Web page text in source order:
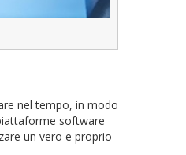
nel tempo, in modo
software
un vero e proprio